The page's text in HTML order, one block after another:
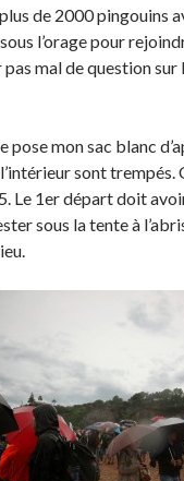
de 2000 pingouins
l’orage pour
pas mal de question
pose mon sac blanc
sont trempés.
Le 1er départ doit
sous la tente à